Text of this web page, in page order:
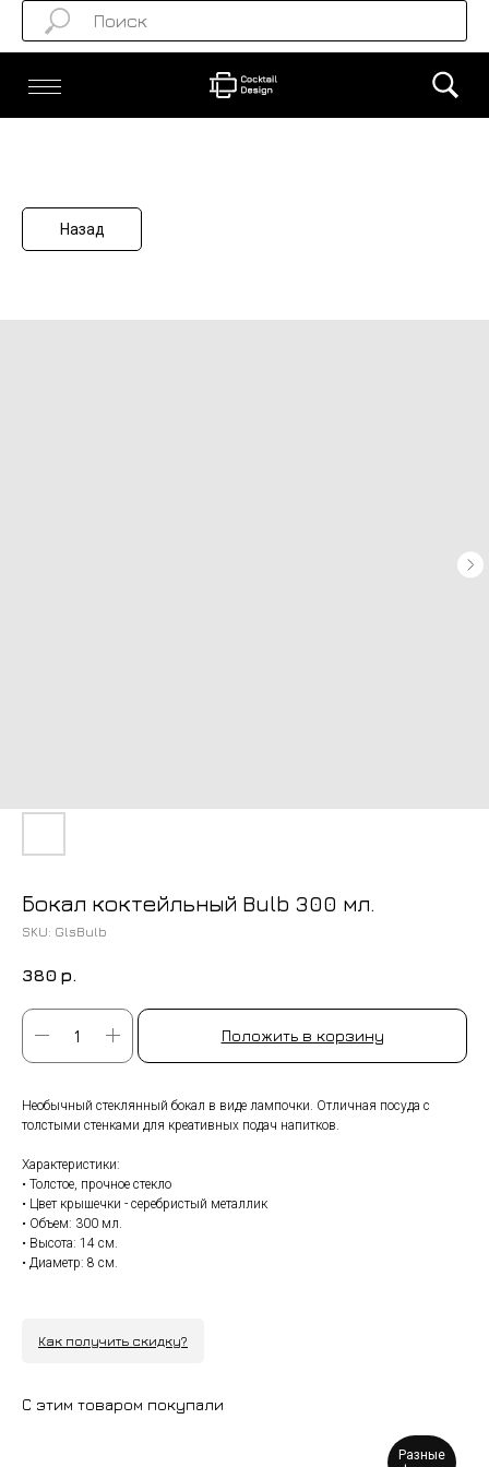
Назад
Бокал коктейльный Bulb 300 мл.
SKU: GlsBulb
380 р.
Положить в корзину
Необычный стеклянный бокал в виде лампочки. Отличная посуда с
толстыми стенками для креативных подач напитков.
Характеристики:
• Толстое, прочное стекло
• Цвет крышечки - серебристый металлик
• Объем: 300 мл.
• Высота: 14 см.
• Диаметр: 8 см.
Как получить скидку?
С этим товаром покупали
Разные